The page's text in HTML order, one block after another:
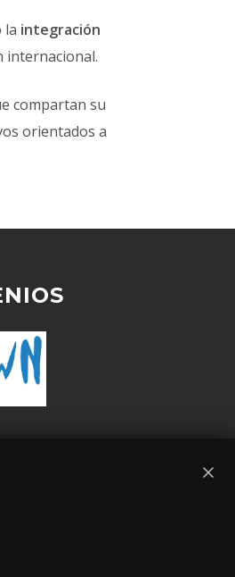
la integración
internacional.
compartan su
orientados a